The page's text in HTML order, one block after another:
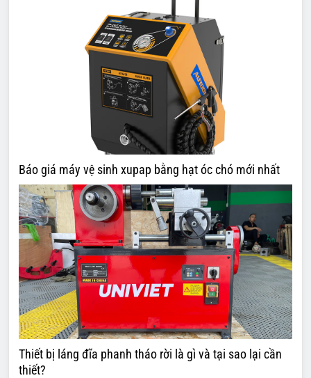
Báo giá máy vệ sinh xupap bằng hạt óc chó mới nhất
Thiết bị láng đĩa phanh tháo rời là gì và tại sao lại cần
thiết?